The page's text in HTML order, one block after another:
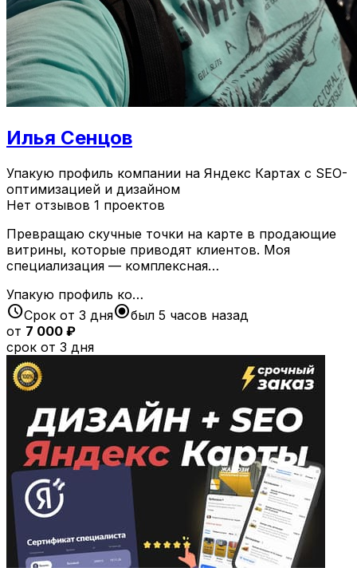
Илья Сенцов
Упакую профиль компании на Яндекс Картах с SEO-
оптимизацией и дизайном
Нет отзывов 1 проектов
Превращаю скучные точки на карте в продающие
витрины, которые приводят клиентов. Моя
специализация — комплексная…
Упакую профиль ко…
scheduleСрок от 3 дняradio_button_checkedбыл 5 часов назад
от 7 000 ₽
срок от 3 дня